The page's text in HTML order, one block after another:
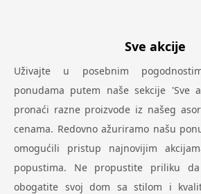
Sve akcije
Uživajte u posebnim
ponudama putem naše sekcije 'Sve
pronaći razne proizvode iz našeg
cenama. Redovno ažuriramo našu
omogućili pristup najnovijim
popustima. Ne propustite priliku
obogatite svoj dom sa stilom i